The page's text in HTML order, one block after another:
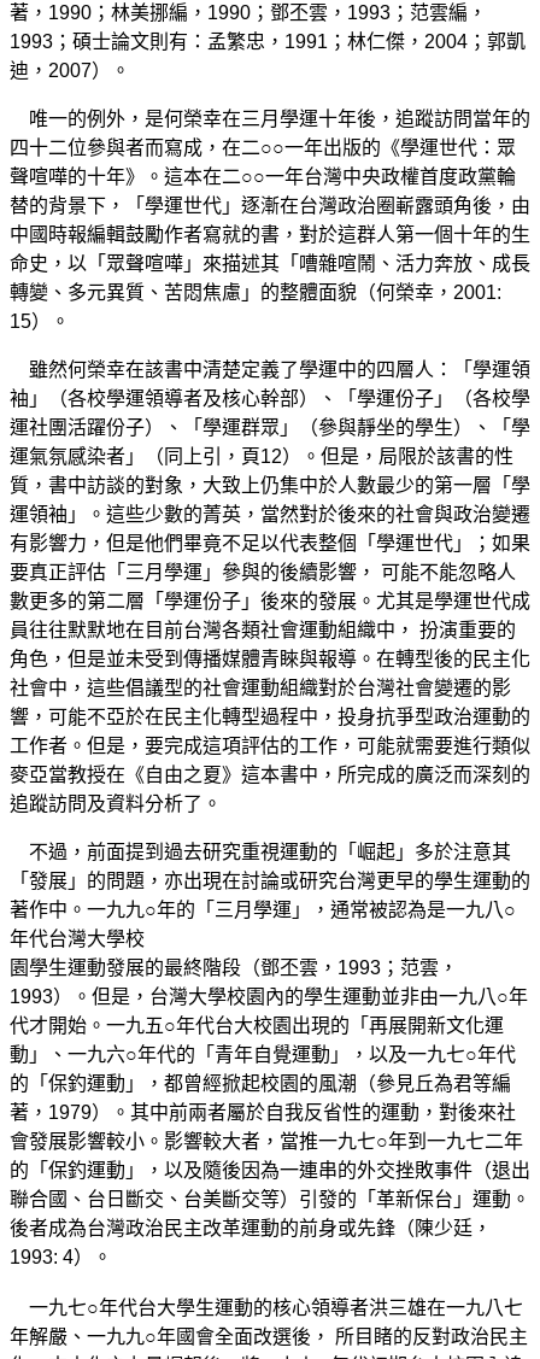
著，1990；林美挪編，1990；鄧丕雲，1993；范雲編，
1993；碩士論文則有：孟繁忠，1991；林仁傑，2004；郭凱
迪，2007）。
唯一的例外，是何榮幸在三月學運十年後，追蹤訪問當年的
四十二位參與者而寫成，在二○○一年出版的《學運世代：眾
聲喧嘩的十年》。這本在二○○一年台灣中央政權首度政黨輪
替的背景下，「學運世代」逐漸在台灣政治圈嶄露頭角後，由
中國時報編輯鼓勵作者寫就的書，對於這群人第一個十年的生
命史，以「眾聲喧嘩」來描述其「嘈雜喧鬧、活力奔放、成長
轉變、多元異質、苦悶焦慮」的整體面貌（何榮幸，2001:
15）。
雖然何榮幸在該書中清楚定義了學運中的四層人：「學運領
袖」（各校學運領導者及核心幹部）、「學運份子」（各校學
運社團活躍份子）、「學運群眾」（參與靜坐的學生）、「學
運氣氛感染者」（同上引，頁12）。但是，局限於該書的性
質，書中訪談的對象，大致上仍集中於人數最少的第一層「學
運領袖」。這些少數的菁英，當然對於後來的社會與政治變遷
有影響力，但是他們畢竟不足以代表整個「學運世代」；如果
要真正評估「三月學運」參與的後續影響， 可能不能忽略人
數更多的第二層「學運份子」後來的發展。尤其是學運世代成
員往往默默地在目前台灣各類社會運動組織中， 扮演重要的
角色，但是並未受到傳播媒體青睞與報導。在轉型後的民主化
社會中，這些倡議型的社會運動組織對於台灣社會變遷的影
響，可能不亞於在民主化轉型過程中，投身抗爭型政治運動的
工作者。但是，要完成這項評估的工作，可能就需要進行類似
麥亞當教授在《自由之夏》這本書中，所完成的廣泛而深刻的
追蹤訪問及資料分析了。
不過，前面提到過去研究重視運動的「崛起」多於注意其
「發展」的問題，亦出現在討論或研究台灣更早的學生運動的
著作中。一九九○年的「三月學運」，通常被認為是一九八○
年代台灣大學校
園學生運動發展的最終階段（鄧丕雲，1993；范雲，
1993）。但是，台灣大學校園內的學生運動並非由一九八○年
代才開始。一九五○年代台大校園出現的「再展開新文化運
動」、一九六○年代的「青年自覺運動」，以及一九七○年代
的「保釣運動」，都曾經掀起校園的風潮（參見丘為君等編
著，1979）。其中前兩者屬於自我反省性的運動，對後來社
會發展影響較小。影響較大者，當推一九七○年到一九七二年
的「保釣運動」，以及隨後因為一連串的外交挫敗事件（退出
聯合國、台日斷交、台美斷交等）引發的「革新保台」運動。
後者成為台灣政治民主改革運動的前身或先鋒（陳少廷，
1993: 4）。
一九七○年代台大學生運動的核心領導者洪三雄在一九八七
年解嚴、一九九○年國會全面改選後， 所目睹的反對政治民主